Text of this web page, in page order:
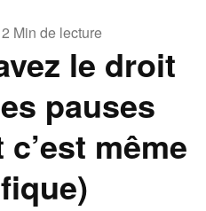
Min de lecture
le droit
pauses
même